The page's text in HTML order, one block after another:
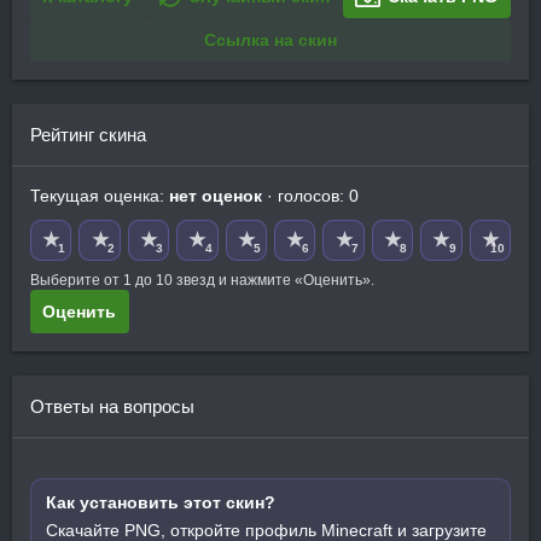
Ссылка на скин
Рейтинг скина
Текущая оценка: нет оценок · голосов: 0
★1 ★2 ★3 ★4 ★5 ★6 ★7 ★8 ★9 ★10
Выберите от 1 до 10 звезд и нажмите «Оценить».
Оценить
Ответы на вопросы
Как установить этот скин?
Скачайте PNG, откройте профиль Minecraft и загрузите